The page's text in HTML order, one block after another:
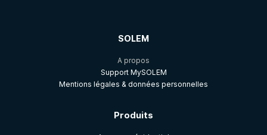
SOLEM
A propos
Support MySOLEM
Mentions légales & données personnelles
Produits